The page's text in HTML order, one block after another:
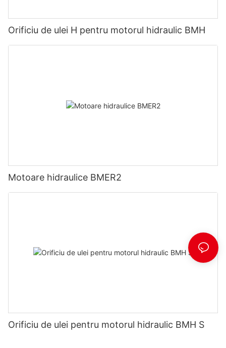
Orificiu de ulei H pentru motorul hidraulic BMH
Motoare hidraulice BMER2
Orificiu de ulei pentru motorul hidraulic BMH S